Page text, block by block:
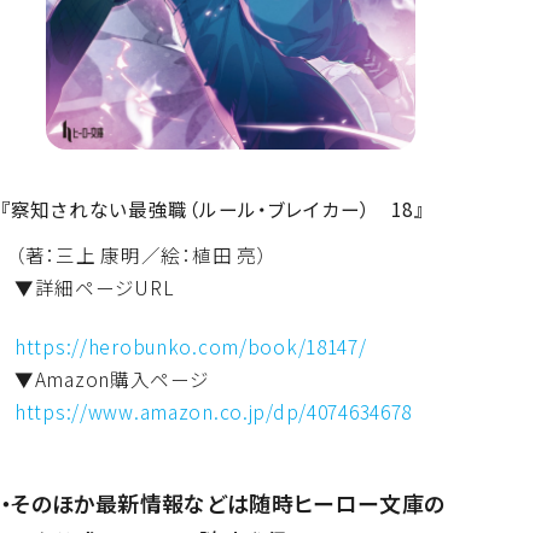
『察知されない最強職（ルール・ブレイカー） 18』
（著：三上 康明／絵：植田 亮）
▼詳細ページURL
https://herobunko.com/book/18147/
▼Amazon購入ページ
https://www.amazon.co.jp/dp/4074634678
・そのほか最新情報などは随時ヒーロー文庫の